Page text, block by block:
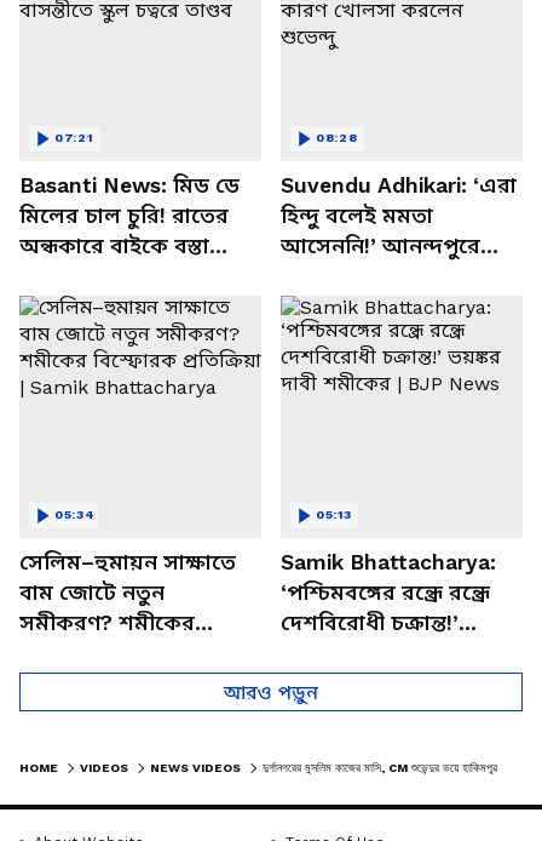
Basanti News: মিড ডে
মিলের চাল চুরি! রাতের
অন্ধকারে বাইকে বস্তা
চত্বরে তাণ্ডব
07:21
Suvendu Adhikari: ‘এরা
হিন্দু বলেই মমতা
আসেননি!’ আনন্দপুরে
খোলসা করলেন শুভেন্দু
08:28
সেলিম–হুমায়ন সাক্ষাতে
বাম জোটে নতুন
সমীকরণ? শমীকের
Samik Bhattacharya
05:34
Samik Bhattacharya:
‘পশ্চিমবঙ্গের রন্ধ্রে রন্ধ্রে
দেশবিরোধী চক্রান্ত!’
BJP News
05:13
আরও পড়ুন
HOME VIDEOS NEWS VIDEOS